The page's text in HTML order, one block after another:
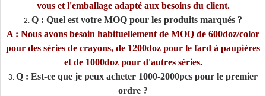
vous et l'emballage adapté aux besoins du client.
2. Q : Quel est votre MOQ pour les produits marqués ?
A : Nous avons besoin habituellement de MOQ de 600doz/color
pour des séries de crayons, de 1200doz pour le fard à paupières
et de 1000doz pour d'autres séries.
3. Q : Est-ce que je peux acheter 1000-2000pcs pour le premier
ordre ?